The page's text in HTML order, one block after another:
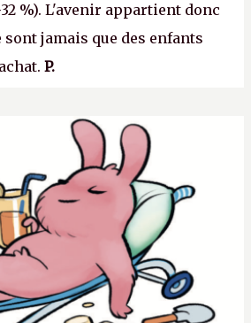
%). L'avenir appartient donc
sont jamais que des enfants
P.